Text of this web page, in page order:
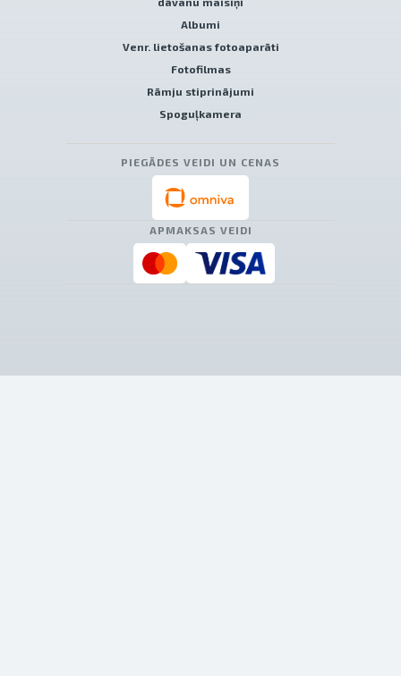
Albumi
Venr. lietošanas fotoaparāti
Fotofilmas
Rāmju stiprinājumi
Spoguļkamera
PIEGĀDES VEIDI UN CENAS
APMAKSAS VEIDI